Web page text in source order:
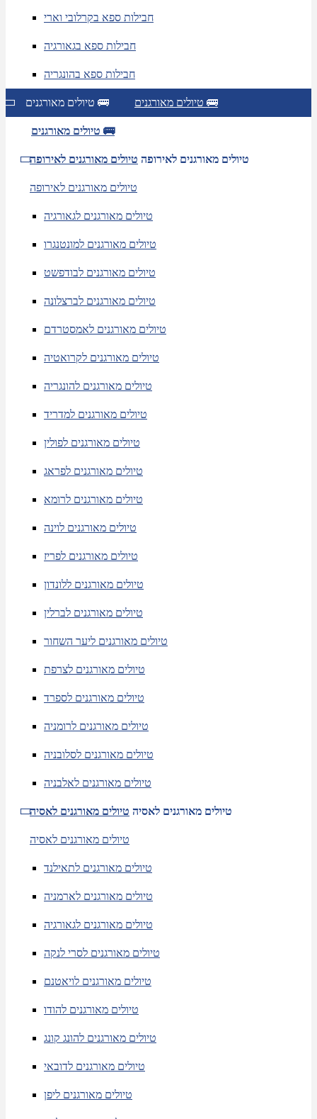
חבילות ספא בקרלובי וארי
חבילות ספא בגאורגיה
חבילות ספא בהונגריה
טיולים מאורגנים 🚌 טיולים מאורגנים 🚌
טיולים מאורגנים 🚌
טיולים מאורגנים לאירופה טיולים מאורגנים לאירופה
טיולים מאורגנים לאירופה
טיולים מאורגנים לגאורגיה
טיולים מאורגנים למונטנגרו
טיולים מאורגנים לבודפשט
טיולים מאורגנים לברצלונה
טיולים מאורגנים לאמסטרדם
טיולים מאורגנים לקרואטיה
טיולים מאורגנים להונגריה
טיולים מאורגנים למדריד
טיולים מאורגנים לפולין
טיולים מאורגנים לפראג
טיולים מאורגנים לרומא
טיולים מאורגנים לוינה
טיולים מאורגנים לפריז
טיולים מאורגנים ללונדון
טיולים מאורגנים לברלין
טיולים מאורגנים ליער השחור
טיולים מאורגנים לצרפת
טיולים מאורגנים לספרד
טיולים מאורגנים לרומניה
טיולים מאורגנים לסלובניה
טיולים מאורגנים לאלבניה
טיולים מאורגנים לאסיה טיולים מאורגנים לאסיה
טיולים מאורגנים לאסיה
טיולים מאורגנים לתאילנד
טיולים מאורגנים לארמניה
טיולים מאורגנים לגאורגיה
טיולים מאורגנים לסרי לנקה
טיולים מאורגנים לויאטנם
טיולים מאורגנים להודו
טיולים מאורגנים להונג קונג
טיולים מאורגנים לדובאי
טיולים מאורגנים ליפן